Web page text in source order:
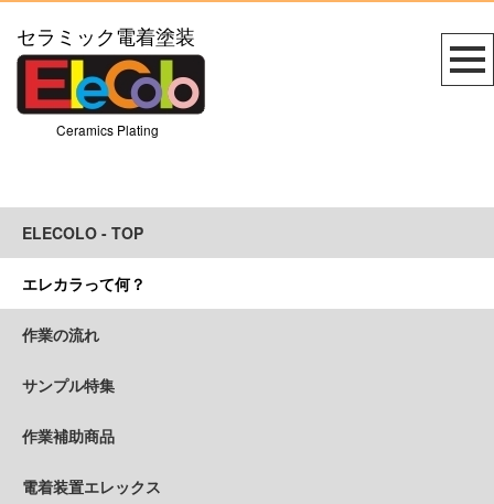
セラミック電着塗装
Ceramics Plating
ELECOLO - TOP
エレカラって何？
作業の流れ
サンプル特集
作業補助商品
電着装置エレックス